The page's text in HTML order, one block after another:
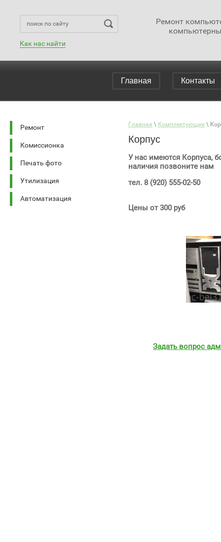
Как нас найти
Ремонт
Главная Контакты
Ремонт
Комиссионка
Печать фото
Утилизация
Автоматизация
Главная \ Комплектующие \
Корпус
У нас имеются Корпуса,
наличия позвоните нам
тел. 8 (920) 555-02-50
Цены от 300 руб
Задать вопрос